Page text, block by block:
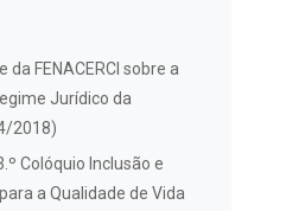
da FENACERCI sobre a
Jurídico da
2018)
Colóquio Inclusão e
a Qualidade de Vida